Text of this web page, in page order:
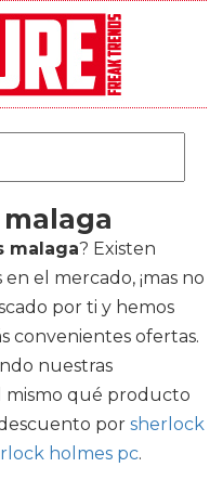
malaga? Existen
el mercado, ¡mas no
por ti y hemos
convenientes ofertas.
nuestras
mismo qué producto
por sherlock
holmes pc.